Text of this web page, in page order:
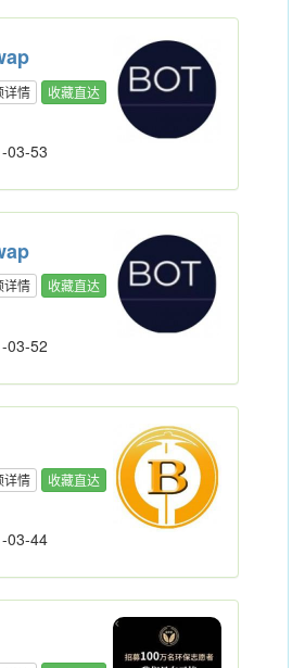
详情
收藏直达
03-53
详情
收藏直达
03-52
详情
收藏直达
03-44